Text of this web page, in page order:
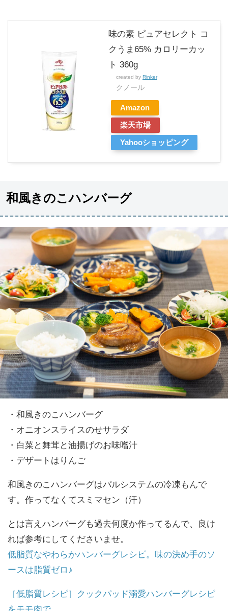
味の素 ピュアセレクト コ
クうま65% カロリーカッ
ト 360g
created by Rinker
クノール
Amazon
楽天市場
Yahooショッピング
和風きのこハンバーグ
・和風きのこハンバーグ
・オニオンスライスのせサラダ
・白菜と舞茸と油揚げのお味噌汁
・デザートはりんご
和風きのこハンバーグはパルシステムの冷凍もんで
す。作ってなくてスミマセン（汗）
とは言えハンバーグも過去何度か作ってるんで、良け
れば参考にしてくださいませ。
低脂質なやわらかハンバーグレシピ。味の決め手のソ
ースは脂質ゼロ♪
［低脂質レシピ］クックパッド溺愛ハンバーグレシピ